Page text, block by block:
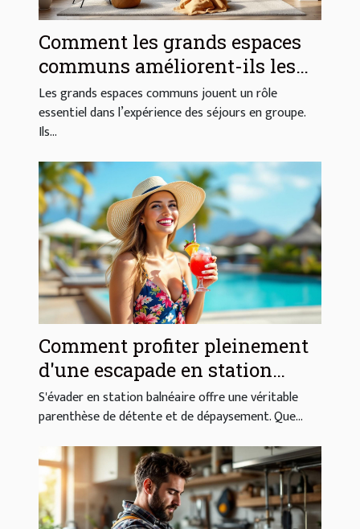
Comment les grands espaces
communs améliorent-ils les
séjours en groupe ?
Les grands espaces communs jouent un rôle
essentiel dans l’expérience des séjours en groupe.
Ils...
Comment profiter pleinement
d'une escapade en station
balnéaire ?
S'évader en station balnéaire offre une véritable
parenthèse de détente et de dépaysement. Que...